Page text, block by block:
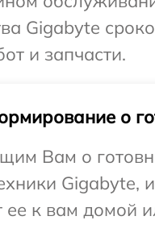
Gigabyte
и запчасти.
о
Вам о
Gigabyte,
ее к вам домой